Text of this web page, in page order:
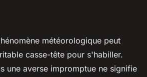
son imperméable
au sec avec style
météorologique peut
casse-tête pour s'habiller.
une averse impromptue ne signifie